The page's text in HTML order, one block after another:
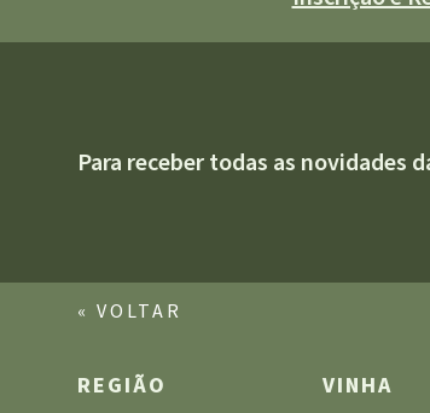
Para receber todas as novidades
« VOLTAR
REGIÃO
VINHA